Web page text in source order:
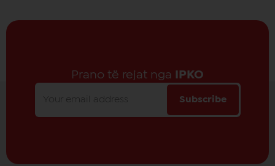
Prano të rejat nga IPKO
Subscribe